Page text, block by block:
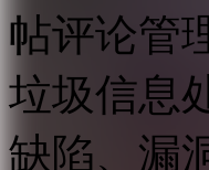
帖评论管
垃圾信息
缺陷、漏